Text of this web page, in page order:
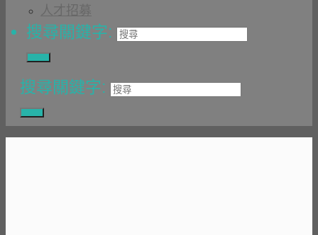
人才招募
搜尋關鍵字:
搜尋關鍵字: